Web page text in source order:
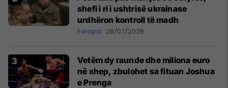
shefi i ri i ushtrisë ukrainase
urdhëron kontroll të madh
Evropa 26/07/2026
Vetëm dy raunde dhe miliona euro
në xhep, zbulohet sa fituan Joshua
e Prenga